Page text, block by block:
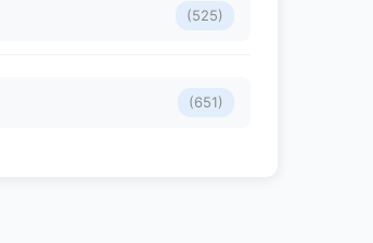
(525)
(651)